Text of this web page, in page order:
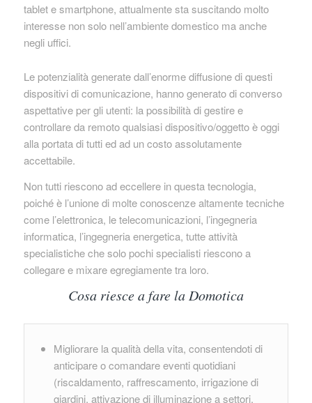
tablet e smartphone, attualmente sta suscitando molto
interesse non solo nell’ambiente domestico ma anche
negli uffici.
Le potenzialità generate dall’enorme diffusione di questi
dispositivi di comunicazione, hanno generato di converso
aspettative per gli utenti: la possibilità di gestire e
controllare da remoto qualsiasi dispositivo/oggetto è oggi
alla portata di tutti ed ad un costo assolutamente
accettabile.
Non tutti riescono ad eccellere in questa tecnologia,
poiché è l’unione di molte conoscenze altamente tecniche
come l’elettronica, le telecomunicazioni, l’ingegneria
informatica, l’ingegneria energetica, tutte attività
specialistiche che solo pochi specialisti riescono a
collegare e mixare egregiamente tra loro.
Cosa riesce a fare la Domotica
Migliorare la qualità della vita, consentendoti di
anticipare o comandare eventi quotidiani
(riscaldamento, raffrescamento, irrigazione di
giardini, attivazione di illuminazione a settori,